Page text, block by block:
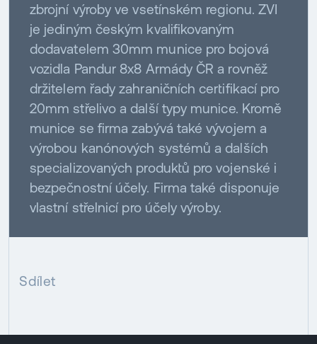
zbrojní výroby ve vsetínském regionu. ZVI
je jediným českým kvalifikovaným
dodavatelem 30mm munice pro bojová
vozidla Pandur 8x8 Armády ČR a rovněž
držitelem řady zahraničních certifikací pro
20mm střelivo a další typy munice. Kromě
munice se firma zabývá také vývojem a
výrobou kanónových systémů a dalších
specializovaných produktů pro vojenské i
bezpečnostní účely. Firma také disponuje
vlastní střelnicí pro účely výroby.
Sdílet